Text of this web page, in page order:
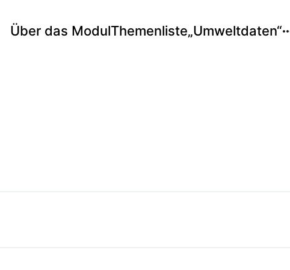
Über das ModulThemenliste„Umweltdaten“